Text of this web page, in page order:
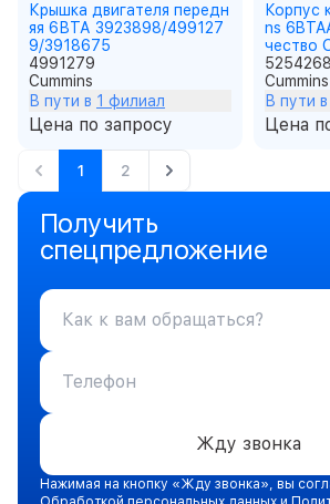
Крышка двигателя передн
яя 6ВТА 3923898/499127
9/3918675
4991279
Cummins
В пути в 1 филиал
Цена по запросу
Корпус
ns
чество
5254268
Cummins
В пути в
Цена
1 2
Получить
спецпредложение
Жду звонка
Нажимая на кнопку «Жду звонка», вы